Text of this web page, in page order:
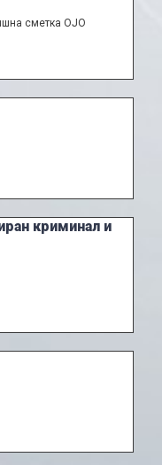
сметка ОЈО
криминал и